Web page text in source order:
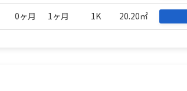
0ヶ月 1ヶ月 1K 20.20㎡